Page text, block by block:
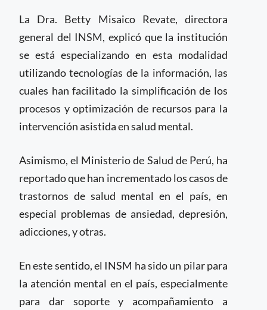
La Dra. Betty Misaico Revate, directora
general del INSM, explicó que la institución
se está especializando en esta modalidad
utilizando tecnologías de la información, las
cuales han facilitado la simplificación de los
procesos y optimización de recursos para la
intervención asistida en salud mental.
Asimismo, el Ministerio de Salud de Perú, ha
reportado que han incrementado los casos de
trastornos de salud mental en el país, en
especial problemas de ansiedad, depresión,
adicciones, y otras.
En este sentido, el INSM ha sido un pilar para
la atención mental en el país, especialmente
para dar soporte y acompañamiento a